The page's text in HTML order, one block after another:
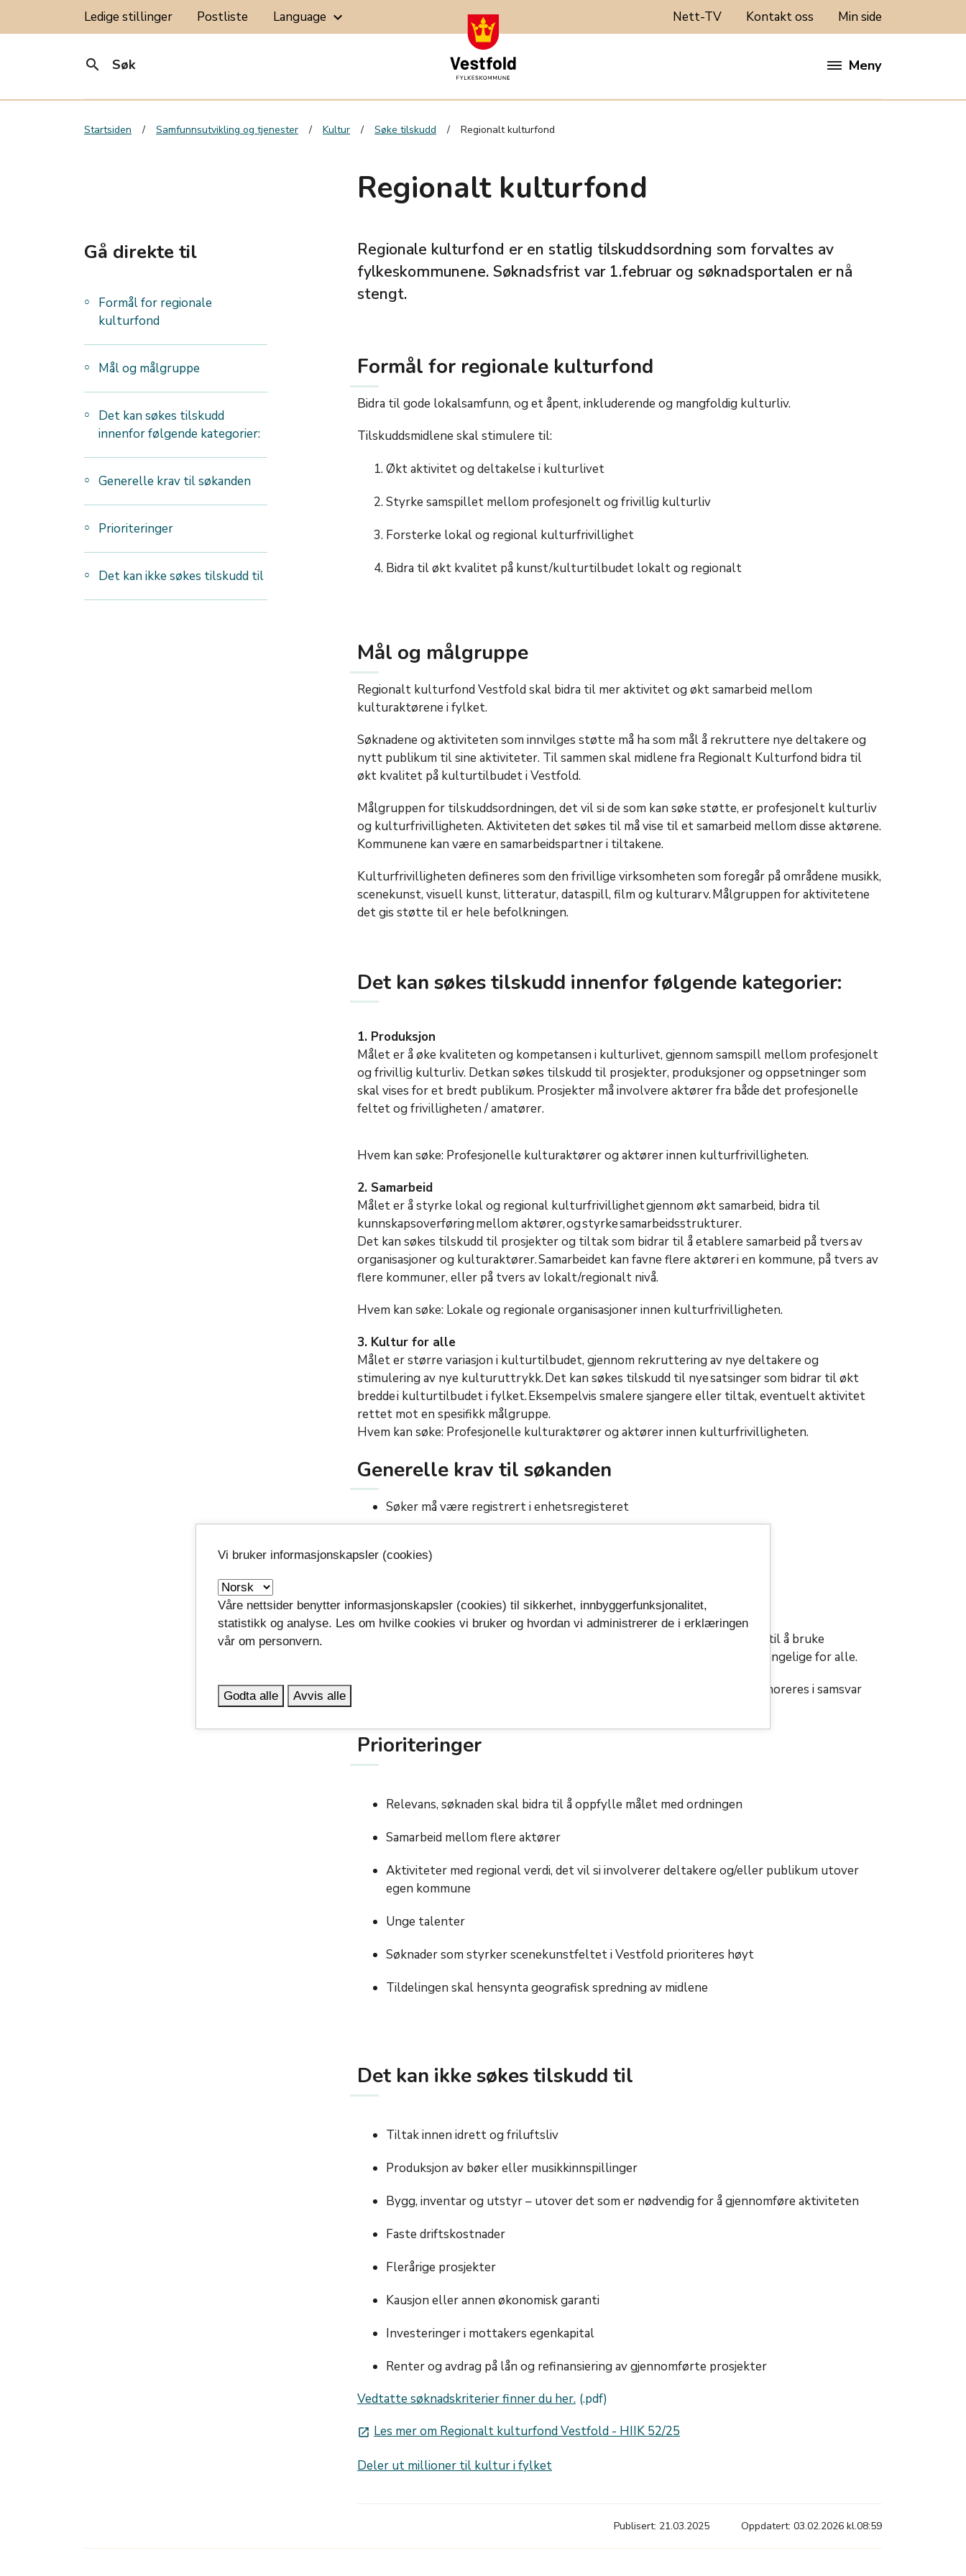
Ledige stillinger Postliste Language keyboard_arrow_down Nett-TV Kontakt oss Min side
search Søk Meny
Startsiden Samfunnsutvikling og tjenester Kultur Søke tilskudd Regionalt kulturfond
Regionalt kulturfond
Gå direkte til
Formål for regionale
kulturfond
Mål og målgruppe
Det kan søkes tilskudd
innenfor følgende kategorier:
Generelle krav til søkanden
Prioriteringer
Det kan ikke søkes tilskudd til
Regionale kulturfond er en statlig tilskuddsordning som forvaltes av
fylkeskommunene. Søknadsfrist var 1.februar og søknadsportalen er nå
stengt.
Formål for regionale kulturfond
Bidra til gode lokalsamfunn, og et åpent, inkluderende og mangfoldig kulturliv.
Tilskuddsmidlene skal stimulere til:
Økt aktivitet og deltakelse i kulturlivet
Styrke samspillet mellom profesjonelt og frivillig kulturliv
Forsterke lokal og regional kulturfrivillighet
Bidra til økt kvalitet på kunst/kulturtilbudet lokalt og regionalt
Mål og målgruppe
Regionalt kulturfond Vestfold skal bidra til mer aktivitet og økt samarbeid mellom
kulturaktørene i fylket.
Søknadene og aktiviteten som innvilges støtte må ha som mål å rekruttere nye deltakere og
nytt publikum til sine aktiviteter. Til sammen skal midlene fra Regionalt Kulturfond bidra til
økt kvalitet på kulturtilbudet i Vestfold.
Målgruppen for tilskuddsordningen, det vil si de som kan søke støtte, er profesjonelt kulturliv
og kulturfrivilligheten.Aktiviteten det søkes til må vise til et samarbeid mellom disse aktørene.
Kommunene kan være en samarbeidspartner i tiltakene.
Kulturfrivilligheten defineres som den frivillige virksomheten som foregår på områdene musikk,
scenekunst, visuell kunst, litteratur, dataspill, film og kulturarv. Målgruppen foraktivitetene
det gis støtte til er hele befolkningen.
Det kan søkes tilskudd innenfor følgende kategorier:
1. Produksjon
Målet er å øke kvaliteten og kompetansen i kulturlivet, gjennom samspill mellom profesjonelt
og frivillig kulturliv. Detkan søkes tilskudd til prosjekter, produksjoner og oppsetninger som
skal vises for et bredt publikum. Prosjekter må involvere aktører fra både det profesjonelle
feltet og frivilligheten / amatører.
Hvem kan søke: Profesjonelle kulturaktører og aktører innen kulturfrivilligheten.
2. Samarbeid
Målet er å styrke lokal og regional kulturfrivillighet gjennom økt samarbeid, bidra til
kunnskapsoverføring mellom aktører, og styrke samarbeidsstrukturer.
Det kan søkes tilskudd til prosjekter og tiltak som bidrar til å etablere samarbeid på tvers av
organisasjoner og kulturaktører. Samarbeidet kan favne flere aktører i en kommune, på tvers av
flere kommuner, eller på tvers av lokalt/regionalt nivå.
Hvem kan søke: Lokale og regionale organisasjoner innen kulturfrivilligheten.
3. Kultur for alle
Målet er større variasjon i kulturtilbudet, gjennom rekruttering av nye deltakere og
stimulering av nye kulturuttrykk. Det kan søkes tilskudd til nye satsinger som bidrar til økt
bredde i kulturtilbudet i fylket. Eksempelvis smalere sjangere eller tiltak, eventuelt aktivitet
rettet mot en spesifikk målgruppe.
Hvem kan søke: Profesjonelle kulturaktører og aktører innen kulturfrivilligheten.
Generelle krav til søkanden
Søker må være registrert i enhetsregisteret
Aktiviteten det søkes til må ha oppstart i 2026
For å fremme tilgjengelighet og inkludering oppfordrer vi alle søkere til å bruke
prinsipper om universell utforming, slik at aktivitetene kan være tilgjengelige for alle.
Det anbefales at profesjonelle aktører som evt. blir leid inn i prosjekter honoreres i samsvar
Prioriteringer
Relevans, søknaden skal bidra til å oppfylle målet med ordningen
Samarbeid mellom flere aktører
Aktiviteter med regional verdi, det vil si involverer deltakere og/eller publikum utover
egen kommune
Unge talenter
Søknader som styrker scenekunstfeltet i Vestfold prioriteres høyt
Tildelingen skal hensynta geografisk spredning av midlene
Det kan ikke søkes tilskudd til
Tiltak innen idrett og friluftsliv
Produksjon av bøker eller musikkinnspillinger
Bygg, inventar og utstyr – utover det som er nødvendig for å gjennomføre aktiviteten
Faste driftskostnader
Flerårige prosjekter
Kausjon eller annen økonomisk garanti
Investeringer i mottakers egenkapital
Renter og avdrag på lån og refinansiering av gjennomførte prosjekter
Vedtatte søknadskriterier finner du her.
launch Les mer om Regionalt kulturfond Vestfold - HIIK 52/25
Deler ut millioner til kultur i fylket
Publisert: 21.03.2025 Oppdatert: 03.02.2026 kl.08:59
Vi bruker informasjonskapsler (cookies)
Våre nettsider benytter informasjonskapsler (cookies) til sikkerhet, innbyggerfunksjonalitet,
statistikk og analyse. Les om hvilke cookies vi bruker og hvordan vi administrerer de i erklæringen
vår om personvern.
Godta alle Avvis alle